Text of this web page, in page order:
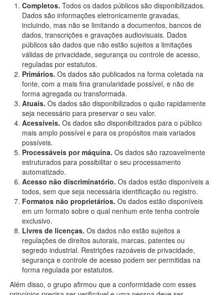
Completos. Todos os dados públicos são disponibilizados.
Dados são informações eletronicamente gravadas,
incluindo, mas não se limitando a documentos, bancos de
dados, transcrições e gravações audiovisuais. Dados
públicos são dados que não estão sujeitos a limitações
válidas de privacidade, segurança ou controle de acesso,
reguladas por estatutos.
Primários. Os dados são publicados na forma coletada na
fonte, com a mais fina granularidade possível, e não de
forma agregada ou transformada.
Atuais. Os dados são disponibilizados o quão rapidamente
seja necessário para preservar o seu valor.
Acessíveis. Os dados são disponibilizados para o público
mais amplo possível e para os propósitos mais variados
possíveis.
Processáveis por máquina. Os dados são razoavelmente
estruturados para possibilitar o seu processamento
automatizado.
Acesso não discriminatório. Os dados estão disponíveis a
todos, sem que seja necessária identificação ou registro.
Formatos não proprietários. Os dados estão disponíveis
em um formato sobre o qual nenhum ente tenha controle
exclusivo.
Livres de licenças. Os dados não estão sujeitos a
regulações de direitos autorais, marcas, patentes ou
segredo industrial. Restrições razoáveis de privacidade,
segurança e controle de acesso podem ser permitidas na
forma regulada por estatutos.
Além disso, o grupo afirmou que a conformidade com esses